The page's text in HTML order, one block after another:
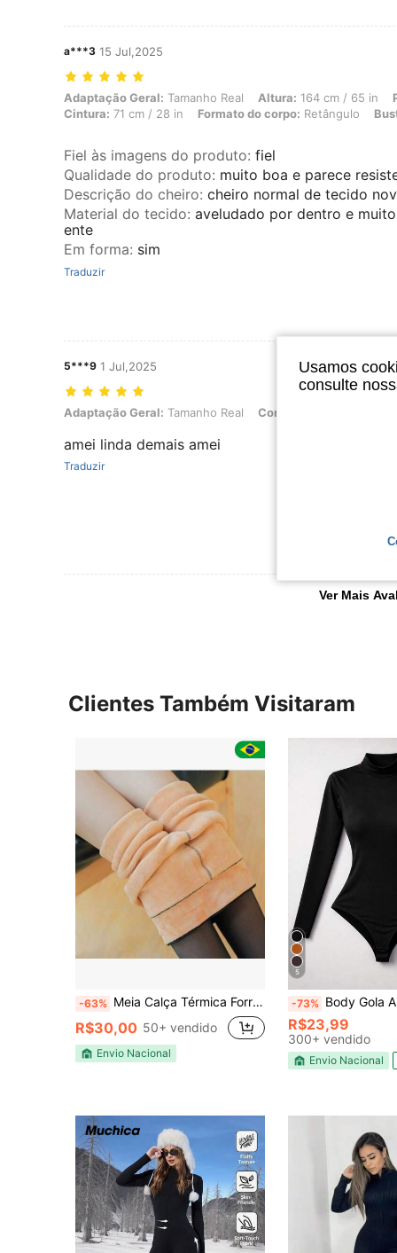
a***3 15 Jul,2025
Adaptação Geral: Tamanho Real, Altura: 164 cm / 65 in, Peso: 58
Adaptação Geral: Tamanho Real Altura: 164 cm / 65 in
Cintura: 71 cm / 28 in Formato do corpo: Retângulo
Fiel às imagens do produto: fiel
Qualidade do produto: muito boa e parece
Descrição do cheiro: cheiro normal de tecido
Material do tecido: aveludado por dentro e
ente
Em forma: sim
Traduzir
5***9 1 Jul,2025
Adaptação Geral: Tamanho Real, Cor: Preto, Tamanho: Unico
Adaptação Geral: Tamanho Real Cor:
amei linda demais amei
Traduzir
Ver Mais
Clientes Também Visitaram
-63% Meia Calça Térmica Forrada Legging Grossa 200g Translúcida Inverno Quente
R$30,00 50+ vendido
Envio Nacional
5
-73% Body Gola Alta Manga Longa Em Suplex
R$23,99
300+ vendido
Envio Nacional
Usamos
consulte